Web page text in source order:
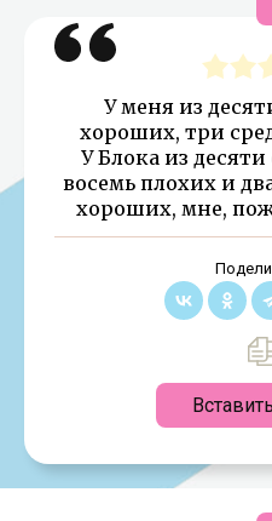
У меня из
хороших, три
У Блока из
восемь плохих и
хороших, мне,